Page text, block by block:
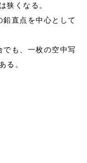
狭くなる。
直点を中心として
も、一枚の空中写
る。